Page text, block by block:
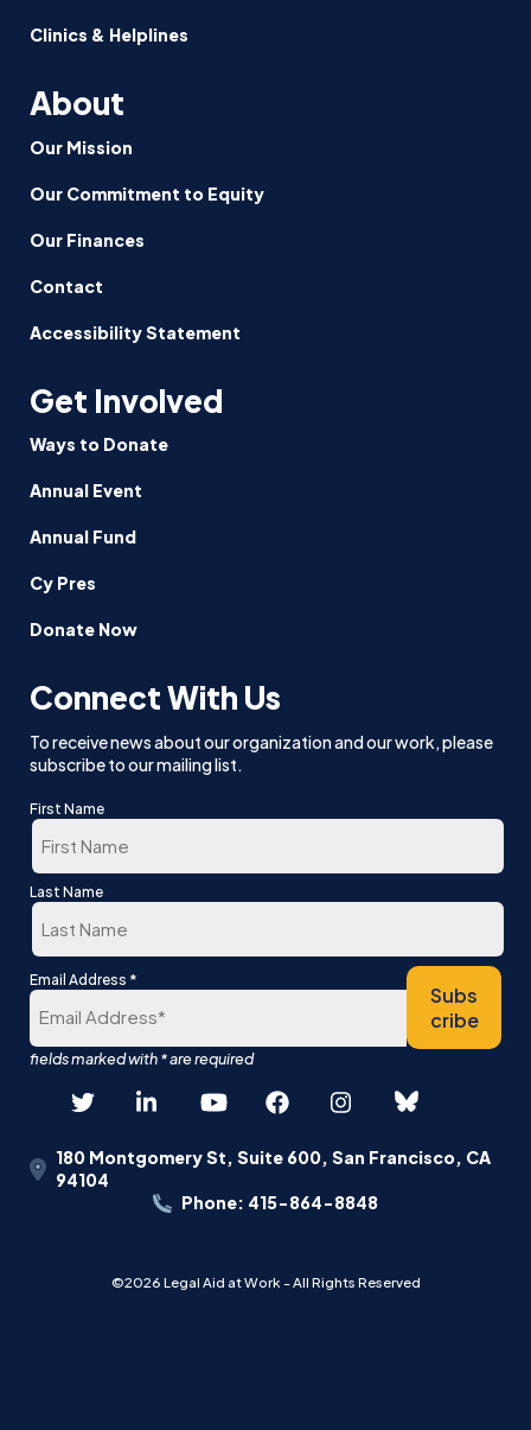
Clinics & Helplines
About
Our Mission
Our Commitment to Equity
Our Finances
Contact
Accessibility Statement
Get Involved
Ways to Donate
Annual Event
Annual Fund
Cy Pres
Donate Now
Connect With Us
To receive news about our organization and our work, please
subscribe to our mailing list.
First Name
First
Last Name
Last
Email Address *
Subs
cribe
180 Montgomery St, Suite 600, San Francisco, CA
94104
Phone: 415-864-8848
©2026 Legal Aid at Work - All Rights Reserved